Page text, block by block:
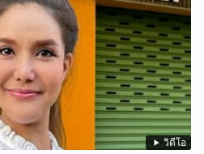
วิดีโอ